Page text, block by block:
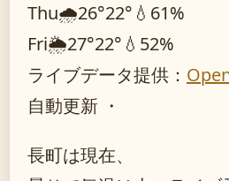
Thu🌧️26°22° 💧61%
Fri🌦️27°22° 💧52%
ライブデータ提供：
自動更新 ・
長町は現在、